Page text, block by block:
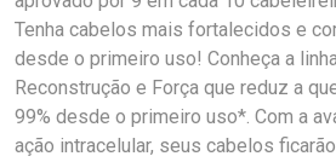
Tenha cabelos mais fortalecidos e
desde o primeiro uso! Conheça a
Reconstrução e Força que reduz a
99% desde o primeiro uso*. Com a
ação intracelular, seus cabelos